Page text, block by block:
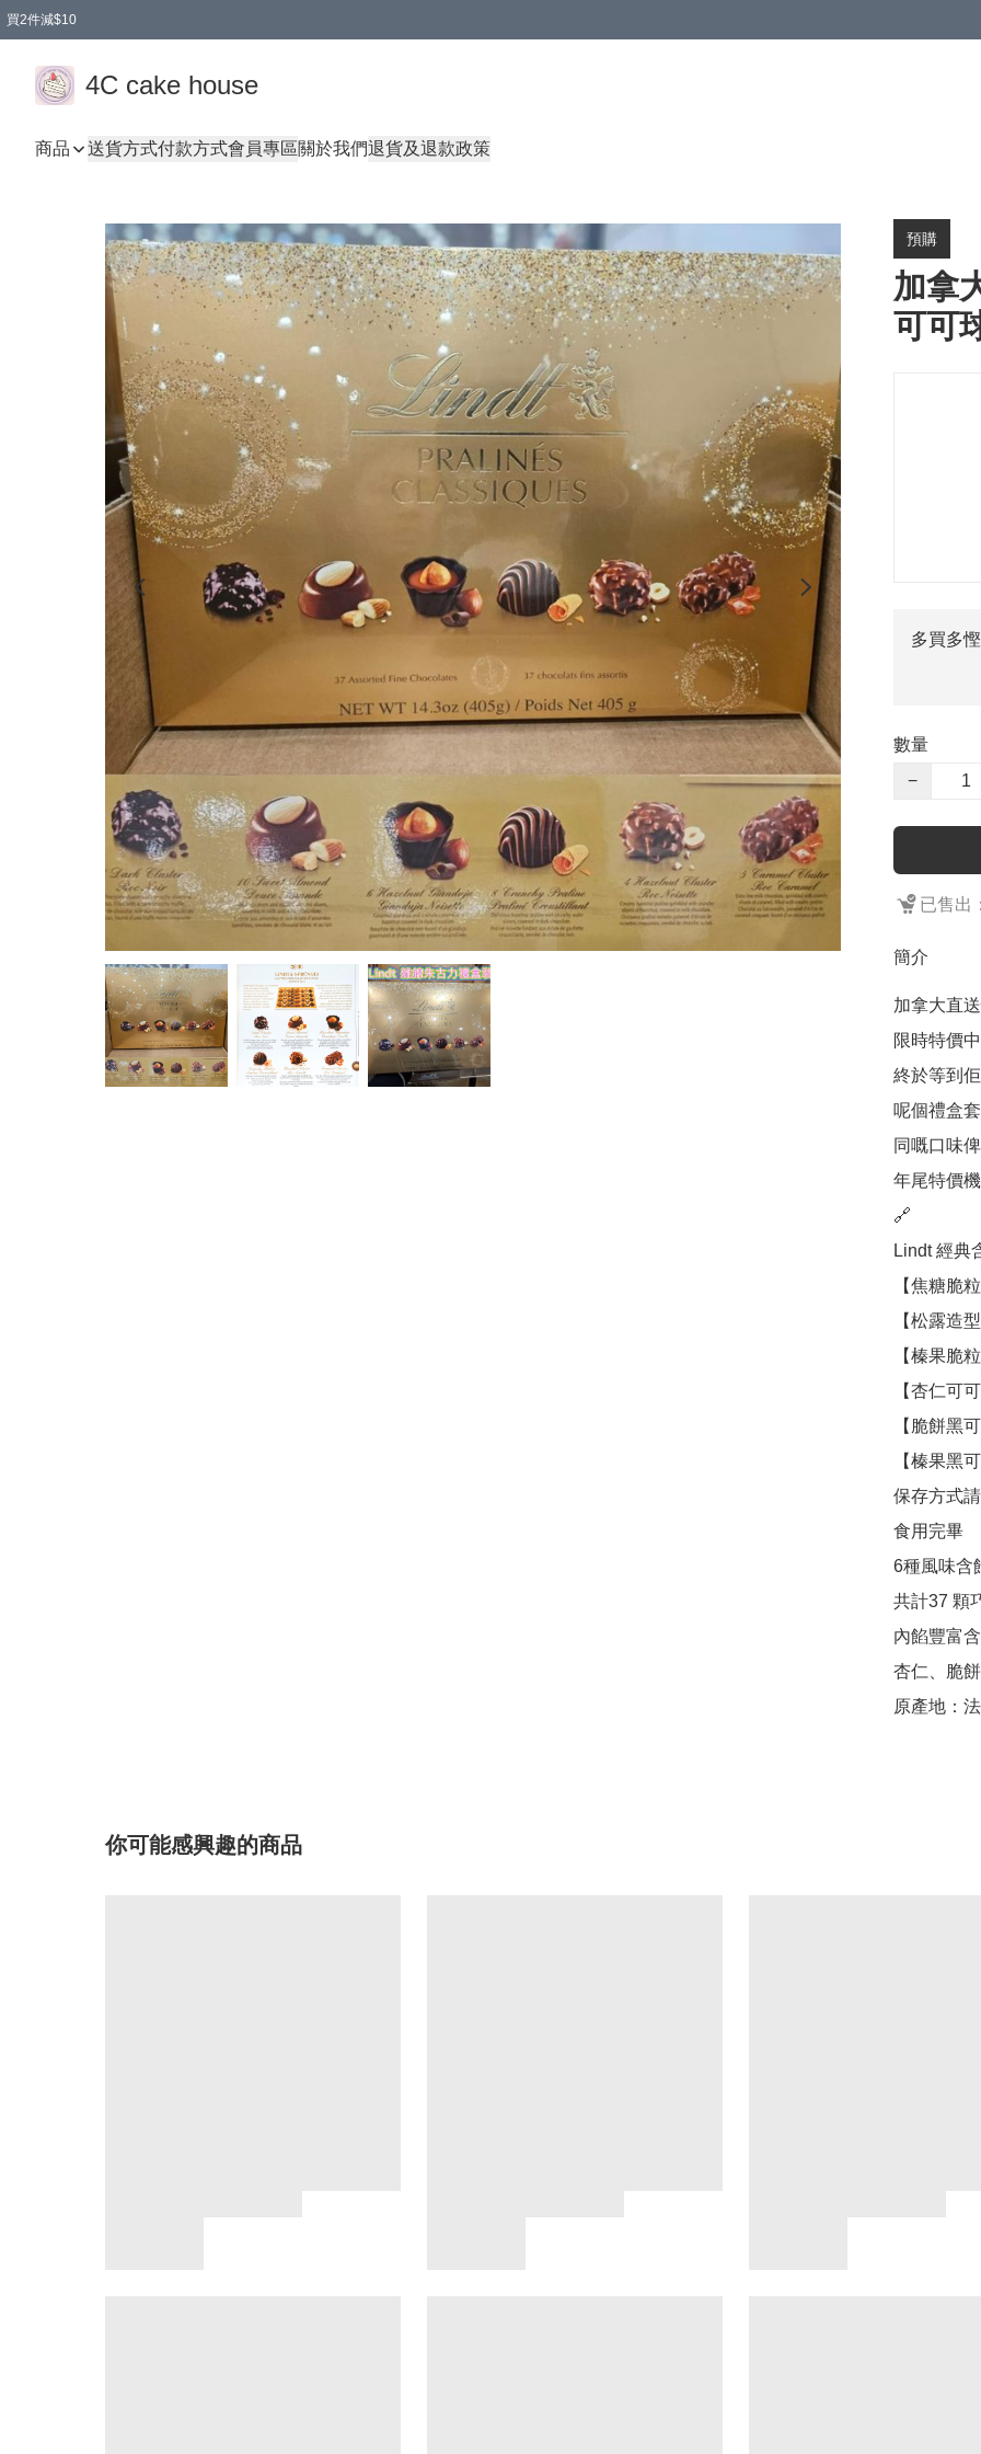
買2件減$10
4C cake house
商品 送貨方式付款方式會員專區關於我們退貨及退款政策
預購
加拿
可可
多買多慳
數量
−
已售出
簡介
加拿大直
限時特價中
終於等到
呢個禮盒
同嘅口味
年尾特價機
🔗
Lindt 經典
【焦糖脆
【松露造
【榛果脆
【杏仁可可
【脆餅黑
【榛果黑
保存方式
食用完畢
6種風味含
共計37 顆
內餡豐富含
杏仁、脆
原產地：
你可能感興趣的商品